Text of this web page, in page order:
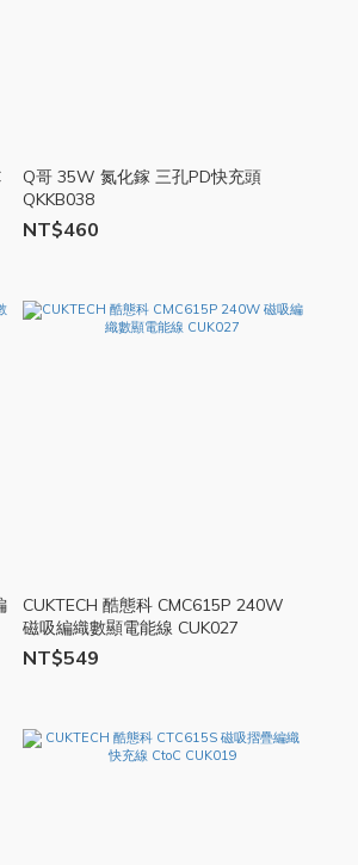
Q哥 35W 氮化鎵 三孔PD快充頭
QKKB038
NT$460
CUKTECH 酷態科 CMC615P 240W
磁吸編織數顯電能線 CUK027
NT$549